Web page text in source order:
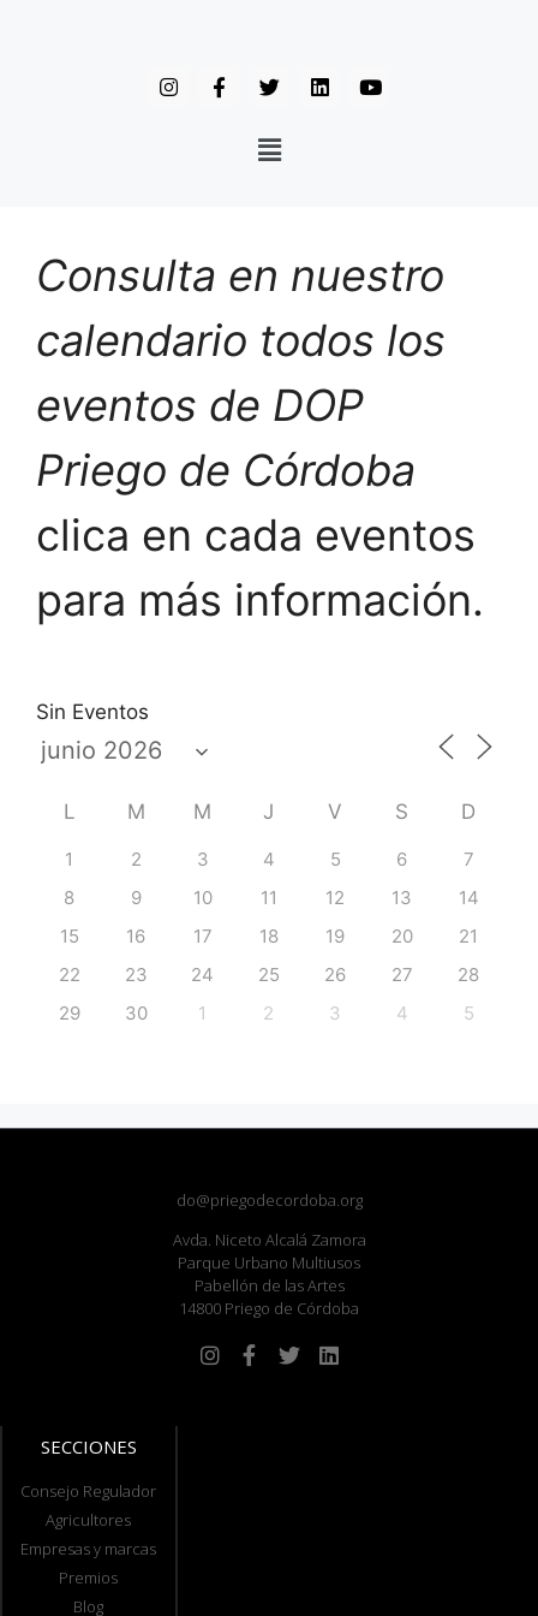
Consulta en nuestro
calendario todos los
eventos de DOP
Priego de Córdoba
clica en cada eventos
para más información.
Sin Eventos
L M M J V S D
1 2 3 4 5 6
7
8
9 10 11 12 13
14
15
16 17 18 19 20
21
22
23 24 25 26 27
28
29
30 1 2 3 4 5
do@priegodecordoba.org
Avda. Niceto Alcalá Zamora
Parque Urbano Multiusos
Pabellón de las Artes
14800 Priego de Córdoba
SECCIONES
Consejo Regulador
Agricultores
Empresas y marcas
Premios
Blog